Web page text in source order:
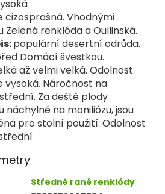
cizosprašná. Vhodnými
Zelená renklóda a Oullinská.
populární desertní odrůda.
Domácí švestkou.
až velmi velká. Odolnost
vysoká. Náročnost na
Za deště plody
náchylné na moniliózu, jsou
pro stolní použití. Odolnost
Středně rané renklódy